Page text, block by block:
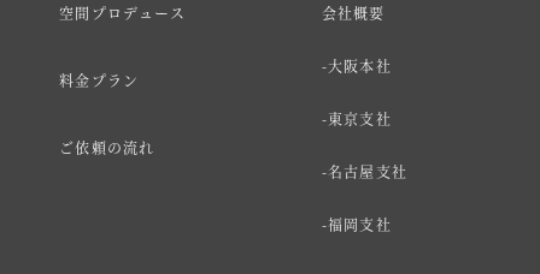
空間プロデュース
料金プラン
ご依頼の流れ
会社概要
大阪本社
東京支社
名古屋支社
福岡支社